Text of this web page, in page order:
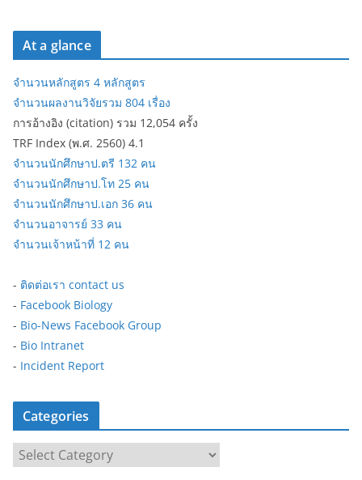
At a glance
จำนวนหลักสูตร 4 หลักสูตร
จำนวนผลงานวิจัยรวม 804 เรื่อง
การอ้างอิง (citation) รวม 12,054 ครั้ง
TRF Index (พ.ศ. 2560) 4.1
จำนวนนักศึกษาป.ตรี 132 คน
จำนวนนักศึกษาป.โท 25 คน
จำนวนนักศึกษาป.เอก 36 คน
จำนวนอาจารย์ 33 คน
จำนวนเจ้าหน้าที่ 12 คน
- ติดต่อเรา contact us
- Facebook Biology
- Bio-News Facebook Group
- Bio Intranet
- Incident Report
Categories
a